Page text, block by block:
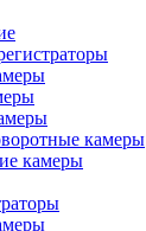
камеры
камеры